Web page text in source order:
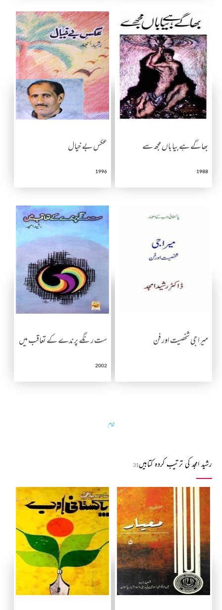
بھاگے ہے بیاباں مجھ سے
1988
عکس بے خیال
1996
میرا جی شخصیت اور فن ست رنگے پرندے کے تعاقب میں
2002
تمام
رشید امجد کی ترتیب کردہ کتابیں31